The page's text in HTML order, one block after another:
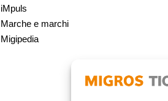
iMpuls
Marche e marchi
Migipedia